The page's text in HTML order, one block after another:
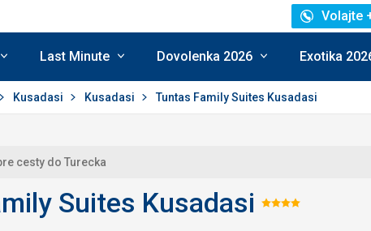
Volajte
Last Minute Dovolenka 2026 Exotika
Kusadasi Kusadasi Tuntas Family Suites Kusadasi
cesty do Turecka
Suites Kusadasi